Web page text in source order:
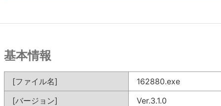
基本情報
[ファイル名]
162880.exe
[バージョン]
Ver.3.1.0